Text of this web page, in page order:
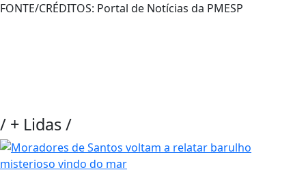
FONTE/CRÉDITOS: Portal de Notícias da PMESP
/ + Lidas/